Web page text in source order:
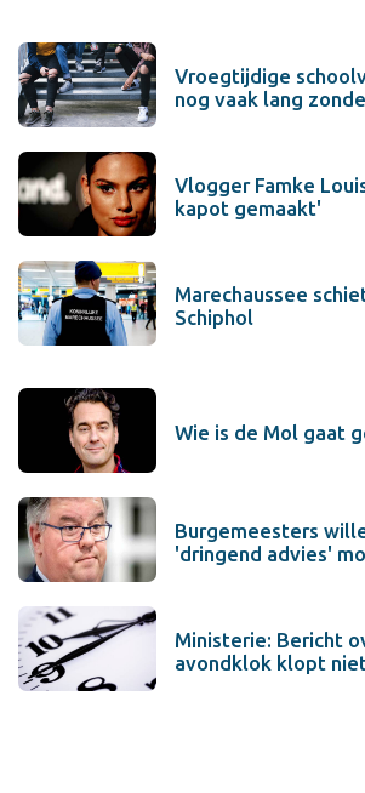
Vroegtijdige
nog vaak lang
Vlogger Famke
kapot gemaakt'
Marechaussee
Schiphol
Wie is de Mol gaat
Burgemeesters
'dringend advies'
Ministerie: Bericht
avondklok klopt niet